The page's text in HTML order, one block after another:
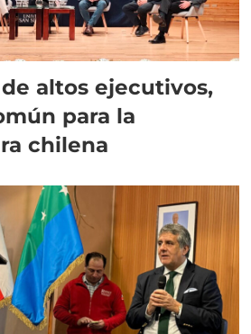
altos ejecutivos,
para la
chilena